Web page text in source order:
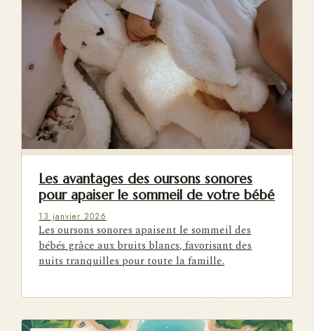
Les avantages des oursons sonores
pour apaiser le sommeil de votre bébé
13 janvier 2026
Les oursons sonores apaisent le sommeil des
bébés grâce aux bruits blancs, favorisant des
nuits tranquilles pour toute la famille.